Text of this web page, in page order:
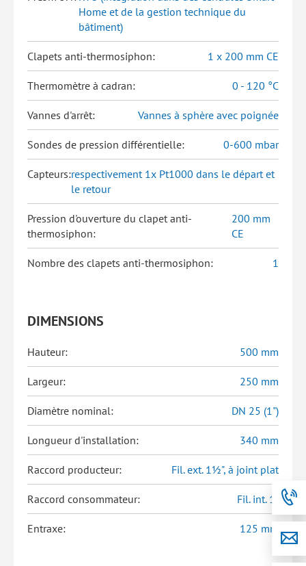
Home et de la gestion technique du
bâtiment)
Clapets anti-thermosiphon: 1 x 200 mm CE
Thermomètre à cadran: 0 - 120 °C
Vannes d'arrêt: Vannes à sphère avec poignée
Sondes de pression différentielle: 0-600 mbar
Capteurs:respectivement 1x Pt1000 dans le départ et
le retour
Pression d'ouverture du clapet anti-
thermosiphon:
200 mm
CE
Nombre des clapets anti-thermosiphon: 1
DIMENSIONS
Hauteur: 500 mm
Largeur: 250 mm
Diamètre nominal: DN 25 (1")
Longueur d'installation: 340 mm
Raccord producteur: Fil. ext. 1½", à joint plat
Raccord consommateur: Fil. int. 1"
Entraxe: 125 mm